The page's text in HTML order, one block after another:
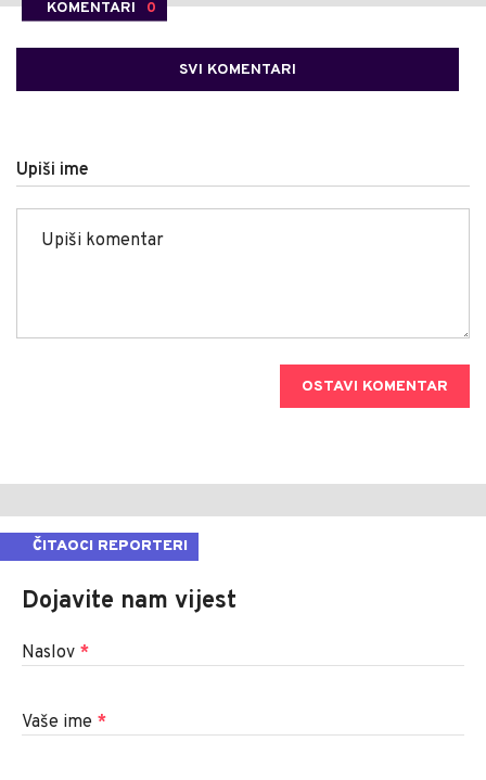
KOMENTARI 0
SVI KOMENTARI
Upiši ime
OSTAVI KOMENTAR
ČITAOCI REPORTERI
Dojavite nam vijest
Naslov *
Vaše ime *